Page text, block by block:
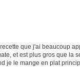
que j'ai beaucoup
et est plus gros que la
je le mange en plat